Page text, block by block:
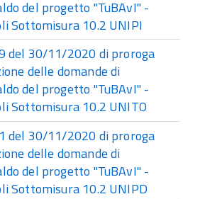
del progetto "TuBAvI" -
Sottomisura 10.2 UNIPI
del 30/11/2020 di proroga
delle domande di
del progetto "TuBAvI" -
Sottomisura 10.2 UNITO
del 30/11/2020 di proroga
delle domande di
del progetto "TuBAvI" -
Sottomisura 10.2 UNIPD